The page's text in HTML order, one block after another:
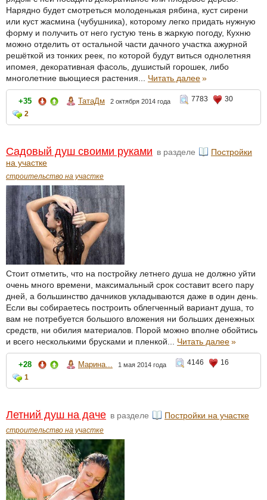
Нарядно будет смотреться молоденькая рябина, куст сирени
или куст жасмина (чубушника), которому легко придать нужную
форму и получить от него густую тень в жаркую погоду, Кухню
можно отделить от остальной части дачного участка ажурной
решёткой из тонких реек, по которой будут виться однолетняя
ипомея, декоративная фасоль, душистый горошек, либо
многолетние вьющиеся растения... Читать далее»
+35 ТатаДм 2 октября 2014 года 7783
30
2
Садовый душ своими руками в разделе
Постройки
на участке
строительство на участке
Стоит отметить, что на постройку летнего душа не должно уйти
очень много времени, максимальный срок составит всего пару
дней, а большинство дачников укладываются даже в один день.
Если вы собираетесь построить облегченный вариант душа, то
вам не потребуется большого вложения ни больших денежных
средств, ни обилия материалов. Порой можно вполне обойтись
и всего несколькими брусками и пленкой... Читать далее»
+28 Марина... 1 мая 2014 года 4146
16
1
Летний душ на даче в разделе Постройки на участке
строительство на участке